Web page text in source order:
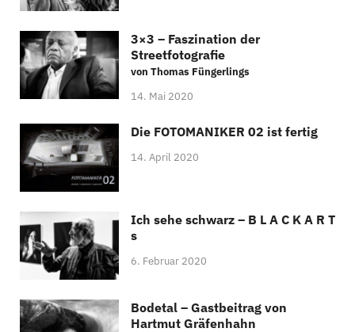
3×3 – Faszination der
Streetfotografie
von Thomas Füngerlings
14. Mai 2020
Die FOTOMANIKER 02 ist fertig
14. April 2020
Ich sehe schwarz – B L A C K A R T
s
6. Februar 2020
Bodetal – Gastbeitrag von
Hartmut Gräfenhahn